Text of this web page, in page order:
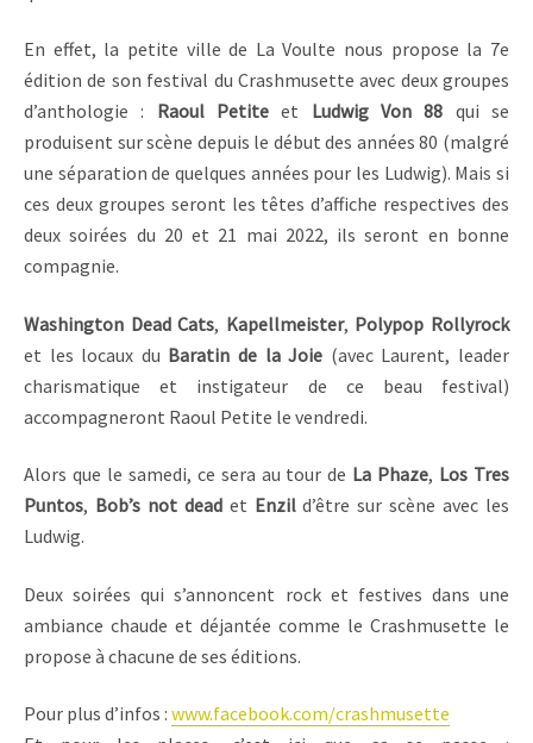
En effet, la petite ville de La Voulte nous propose la 7e
édition de son festival du Crashmusette avec deux groupes
d’anthologie : Raoul Petite et Ludwig Von 88 qui se
produisent sur scène depuis le début des années 80 (malgré
une séparation de quelques années pour les Ludwig). Mais si
ces deux groupes seront les têtes d’affiche respectives des
deux soirées du 20 et 21 mai 2022, ils seront en bonne
compagnie.
Washington Dead Cats, Kapellmeister, Polypop Rollyrock
et les locaux du Baratin de la Joie (avec Laurent, leader
charismatique et instigateur de ce beau festival)
accompagneront Raoul Petite le vendredi.
Alors que le samedi, ce sera au tour de La Phaze, Los Tres
Puntos, Bob’s not deadet Enzild’être sur scène avec les
Ludwig.
Deux soirées qui s’annoncent rock et festives dans une
ambiance chaude et déjantée comme le Crashmusette le
propose à chacune de ses éditions.
Pour plus d’infos : www.facebook.com/crashmusette